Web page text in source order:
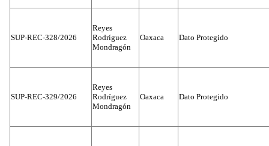
SUP-REC-328/2026
Reyes
Rodríguez
Mondragón
Oaxaca Dato Protegido
SUP-REC-329/2026
Reyes
Rodríguez
Mondragón
Oaxaca Dato Protegido